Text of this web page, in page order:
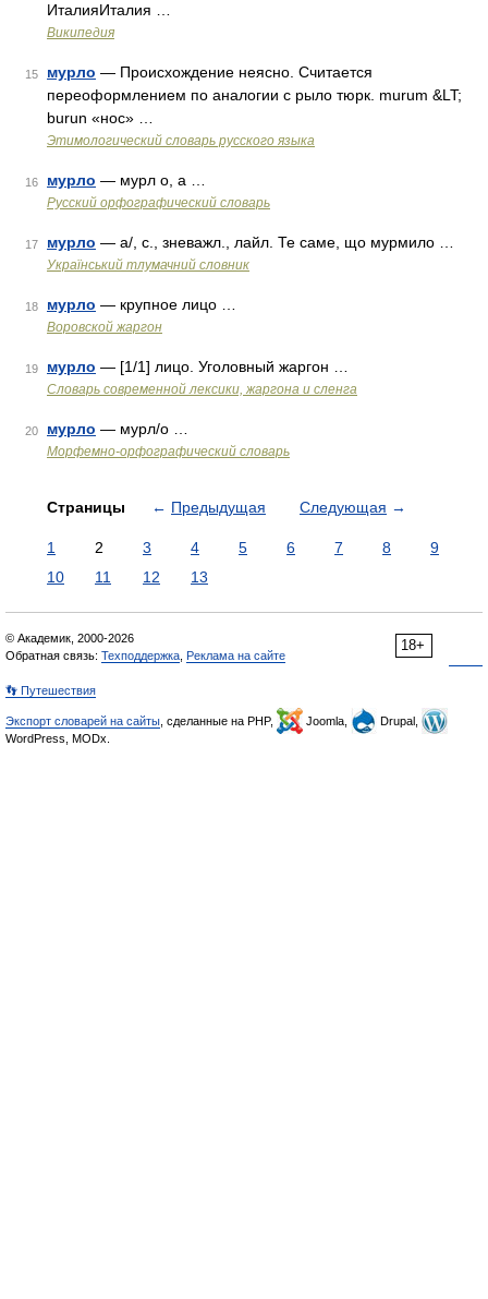
ИталияИталия …
Википедия
15 мурло — Происхождение неясно. Считается
переоформлением по аналогии с рыло тюрк. murum &LT;
burun «нос» …
Этимологический словарь русского языка
16 мурло — мурл о, а …
Русский орфографический словарь
17 мурло — а/, с., зневажл., лайл. Те саме, що мурмило …
Український тлумачний словник
18 мурло — крупное лицо …
Воровской жаргон
19 мурло — [1/1] лицо. Уголовный жаргон …
Cловарь современной лексики, жаргона и сленга
20 мурло — мурл/о …
Морфемно-орфографический словарь
Страницы ← Предыдущая Следующая →
1 2 3 4 5 6 7 8
9
10
11 12 13
18+
© Академик, 2000-2026
Обратная связь: Техподдержка Реклама на сайте
👣 Путешествия
Экспорт словарей на сайты , сделанные на PHP, Joomla,
Drupal,
WordPress, MODx.